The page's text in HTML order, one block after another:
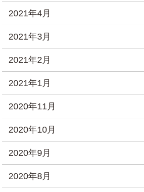
2021年4月
2021年3月
2021年2月
2021年1月
2020年11月
2020年10月
2020年9月
2020年8月